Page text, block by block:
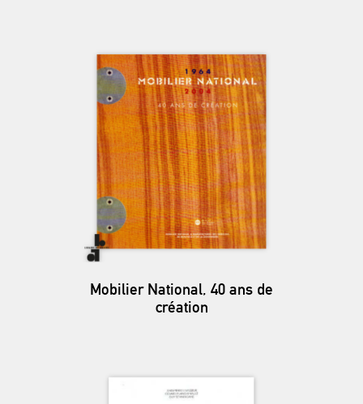
Mobilier National, 40 ans de
création